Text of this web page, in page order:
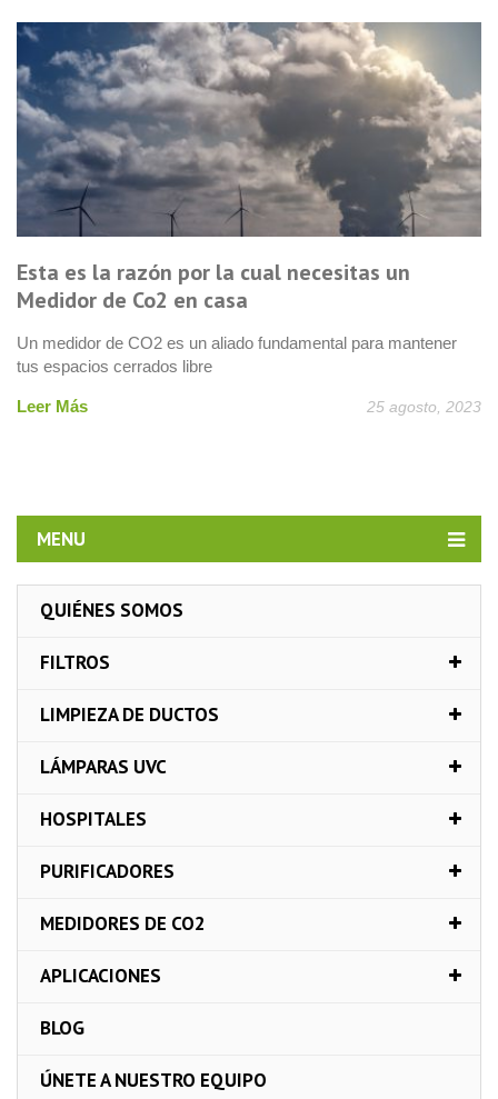
Esta es la razón por la cual necesitas un
Medidor de Co2 en casa
Un medidor de CO2 es un aliado fundamental para mantener
tus espacios cerrados libre
Leer Más 25 agosto, 2023
MENU
QUIÉNES SOMOS
FILTROS
LIMPIEZA DE DUCTOS
LÁMPARAS UVC
HOSPITALES
PURIFICADORES
MEDIDORES DE CO2
APLICACIONES
BLOG
ÚNETE A NUESTRO EQUIPO